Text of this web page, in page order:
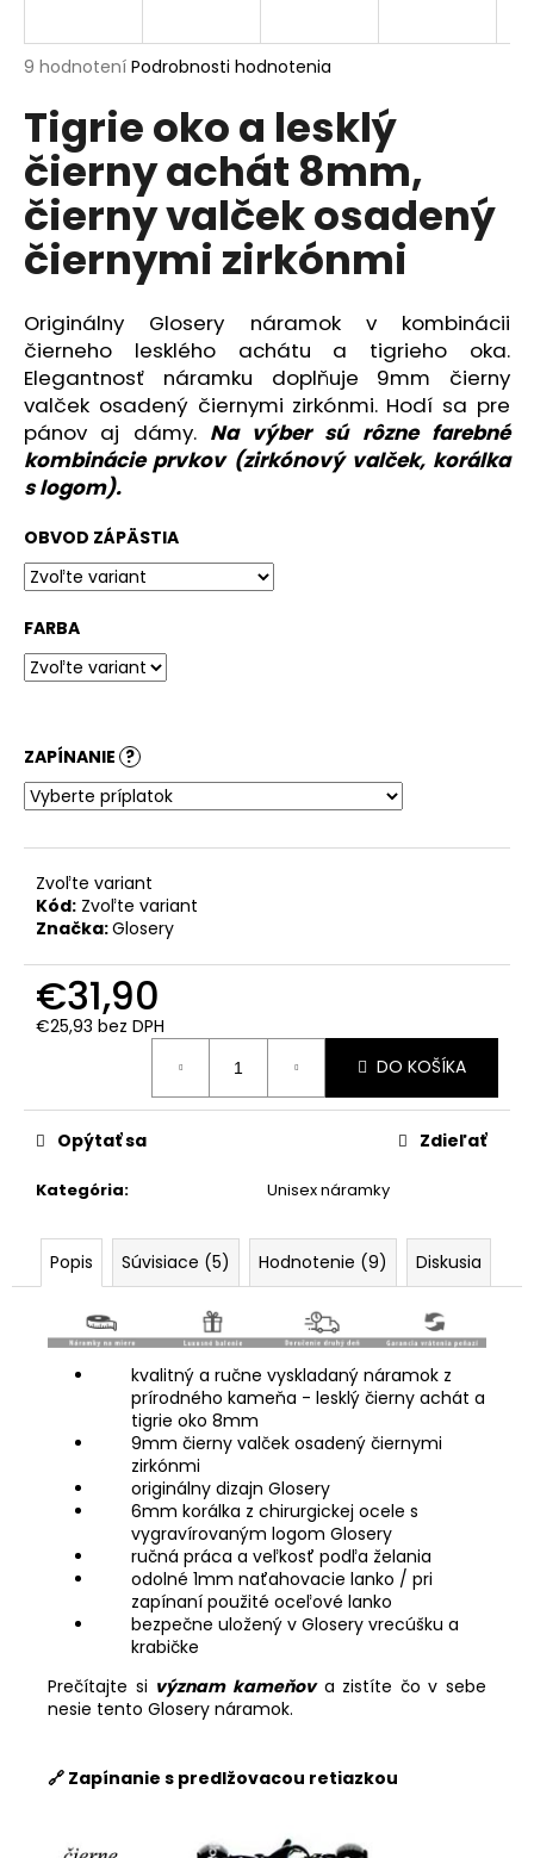
Priemerné
produktu
4,8
z
5
hviezdičiek.
9 hodnotení Podrobnosti hodnotenia
Tigrie oko a lesklý
čierny achát 8mm,
čierny valček osadený
čiernymi zirkónmi
Originálny Glosery náramok v kombinácii
čierneho lesklého achátu a tigrieho oka.
Elegantnosť náramku doplňuje 9mm čierny
valček osadený čiernymi zirkónmi. Hodí sa pre
pánov aj dámy. Na výber sú rôzne farebné
kombinácie prvkov (zirkónový valček, korálka
s logom).
OBVOD ZÁPÄSTIA
FARBA
ZAPÍNANIE ?
Zvoľte variant
Kód: Zvoľte variant
Značka:Glosery
€31,90
€25,93 bez DPH
DO KOŠÍKA
Kategória: Unisex náramky
Opýtať sa Zdieľať
Popis Súvisiace (5) Hodnotenie (9) Diskusia
kvalitný a ručne vyskladaný náramok z
prírodného kameňa - lesklý čierny achát a
tigrie oko 8mm
9mm čierny valček osadený čiernymi
zirkónmi
originálny dizajn Glosery
6mm korálka z chirurgickej ocele s
vygravírovaným logom Glosery
ručná práca a veľkosť podľa želania
odolné 1mm naťahovacie lanko / pri
zapínaní použité oceľové lanko
bezpečne uložený v Glosery vrecúšku a
krabičke
Prečítajte si význam kameňova zistíte čo v sebe
nesie tento Glosery náramok.
🔗 Zapínanie s predlžovacou retiazkou
j
ť
?
HĽADAŤ
O
d
p
o
r
č
a
m
e